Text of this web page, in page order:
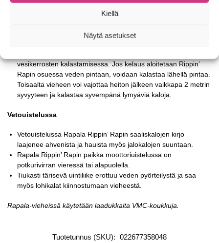
Kiellä
Näytä asetukset
Uintilistaton, melko nopeasti uppoava viehe mahdollistaa
Kun ahvenet on paikannettu, vene pysäytetään ja keskitytään
vesikerrosten kalastamisessa. Jos kelaus aloitetaan Rippin’
Rapin osuessa veden pintaan, voidaan kalastaa lähellä pintaa.
Toisaalta vieheen voi vajottaa heiton jälkeen vaikkapa 2 metrin
syvyyteen ja kalastaa syvempänä lymyäviä kaloja.
Vetouistelussa
Vetouistelussa Rapala Rippin’ Rapin saaliskalojen kirjo
laajenee ahvenista ja hauista myös jalokalojen suuntaan.
Rapala Rippin’ Rapin paikka moottoriuistelussa on
potkurivirran vieressä tai alapuolella.
Tiukasti tärisevä uintiliike erottuu veden pyörteilystä ja saa
myös lohikalat kiinnostumaan vieheestä.
Rapala-vieheissä käytetään laadukkaita VMC-koukkuja.
Tuotetunnus (SKU): 022677358048